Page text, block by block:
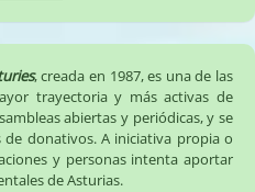
, creada en 1987, es una de las
trayectoria y más activas de
abiertas y periódicas, y se
donativos. A iniciativa propia o
y personas intenta aportar
de Asturias.